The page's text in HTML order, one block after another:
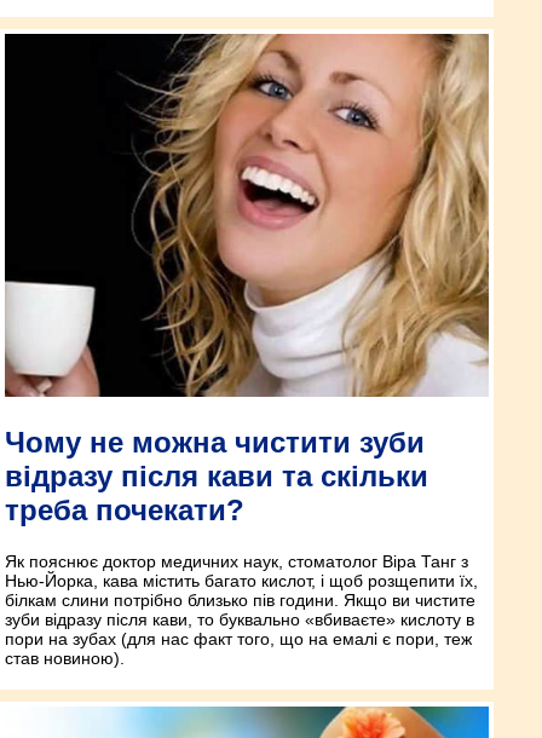
Чому не можна чистити зуби
відразу після кави та скільки
треба почекати?
Як пояснює доктор медичних наук, стоматолог Віра Танг з
Нью-Йорка, кава містить багато кислот, і щоб розщепити їх,
білкам слини потрібно близько пів години. Якщо ви чистите
зуби відразу після кави, то буквально «вбиваєте» кислоту в
пори на зубах (для нас факт того, що на емалі є пори, теж
став новиною).